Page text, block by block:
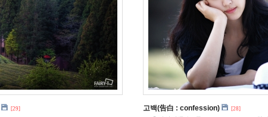
[29] 고백(告白 : confession) [28]